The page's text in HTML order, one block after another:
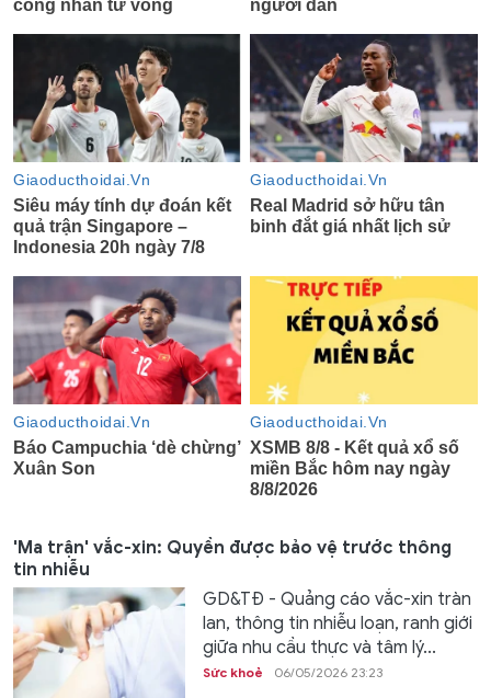
'Ma trận' vắc-xin: Quyền được bảo vệ trước thông
tin nhiễu
GD&TĐ - Quảng cáo vắc-xin tràn
lan, thông tin nhiễu loạn, ranh giới
giữa nhu cầu thực và tâm lý...
Sức khoẻ 06/05/2026 23:23